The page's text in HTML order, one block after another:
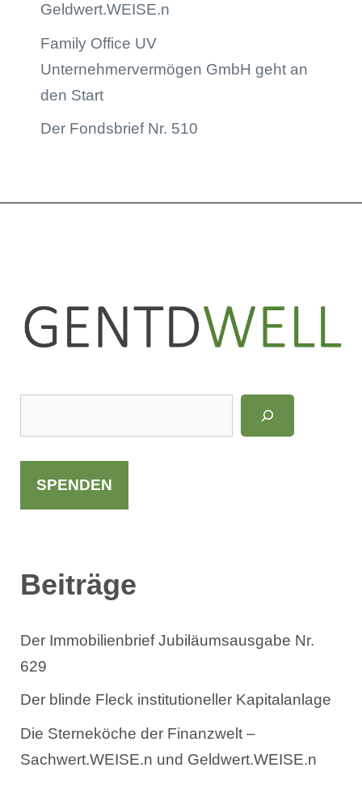
Geldwert.WEISE.n
Family Office UV
Unternehmervermögen GmbH geht an
den Start
Der Fondsbrief Nr. 510
u
c
e
SPENDEN
Beiträge
Der Immobilienbrief Jubiläumsausgabe Nr.
629
Der blinde Fleck institutioneller Kapitalanlage
Die Sterneköche der Finanzwelt –
Sachwert.WEISE.n und Geldwert.WEISE.n